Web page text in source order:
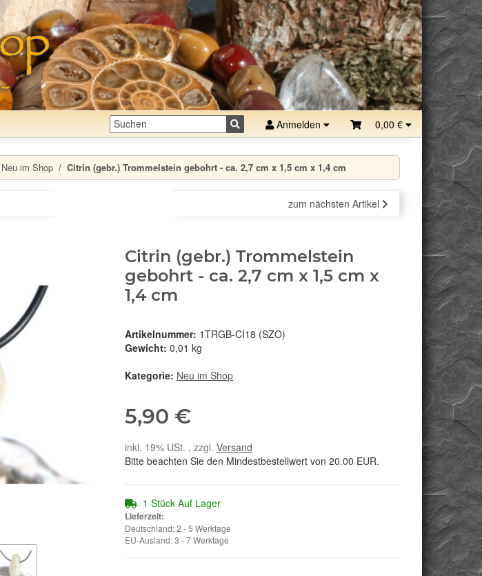
Anmelden 0,00 €
Neu im Shop Citrin (gebr.) Trommelstein gebohrt - ca. 2,7 cm x 1,5 cm x 1,4 cm
zum nächsten Artikel
Citrin (gebr.) Trommelstein
gebohrt - ca. 2,7 cm x 1,5 cm x
1,4 cm
Artikelnummer: 1TRGB-CI18 (SZO)
Gewicht: 0,01 kg
Kategorie: Neu im Shop
5,90 €
inkl. 19% USt. , zzgl.Versand
Bitte beachten Sie den Mindestbestellwert von 20.00 EUR.
1 Stück Auf Lager
Lieferzeit:
Deutschland: 2 - 5 Werktage
EU-Ausland: 3 - 7 Werktage